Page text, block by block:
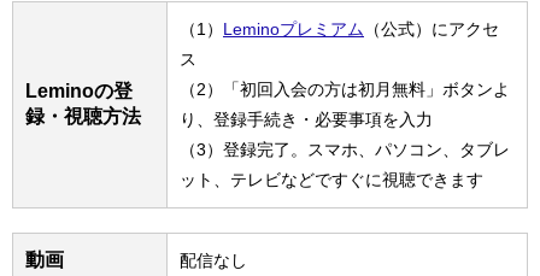
Leminoの登
録・視聴方法
（1） Leminoプレミアム （公式）にアクセ
ス
（2）「初回入会の方は初月無料」ボタンよ
り、登録手続き・必要事項を入力
（3）登録完了。スマホ、パソコン、タブレ
ット、テレビなどですぐに視聴できます
動画 配信なし